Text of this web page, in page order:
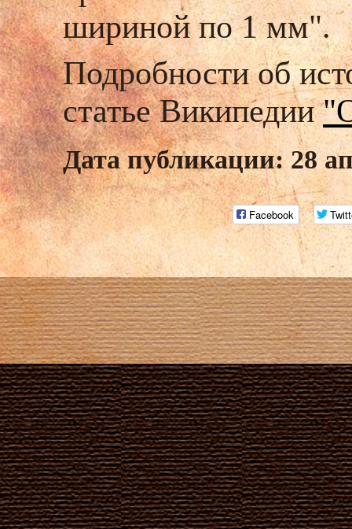
шириной по 1 мм".
Подробности об
статье Википедии
Дата публикации: 28
Facebook